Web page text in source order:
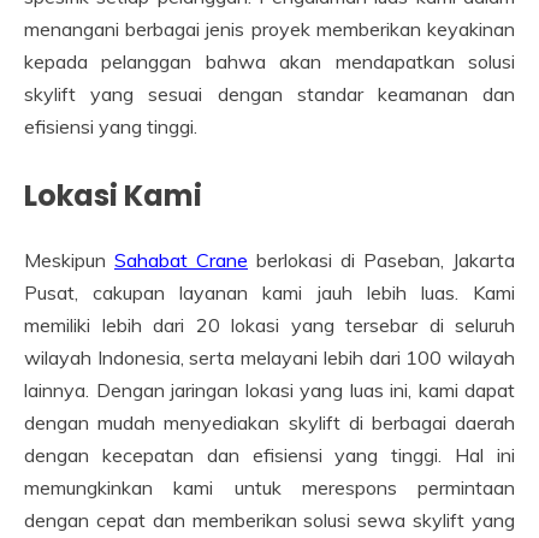
menangani berbagai jenis proyek memberikan keyakinan
kepada pelanggan bahwa akan mendapatkan solusi
skylift yang sesuai dengan standar keamanan dan
efisiensi yang tinggi.
Lokasi Kami
Meskipun Sahabat Crane berlokasi di Paseban, Jakarta
Pusat, cakupan layanan kami jauh lebih luas. Kami
memiliki lebih dari 20 lokasi yang tersebar di seluruh
wilayah Indonesia, serta melayani lebih dari 100 wilayah
lainnya. Dengan jaringan lokasi yang luas ini, kami dapat
dengan mudah menyediakan skylift di berbagai daerah
dengan kecepatan dan efisiensi yang tinggi. Hal ini
memungkinkan kami untuk merespons permintaan
dengan cepat dan memberikan solusi sewa skylift yang